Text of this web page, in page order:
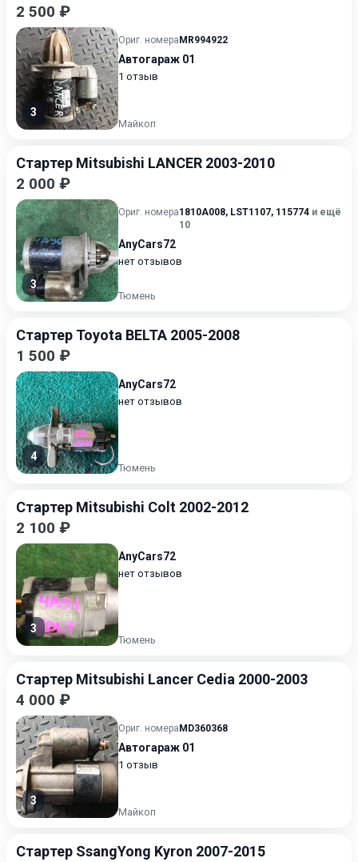
2 500 ₽
3
Ориг. номера MR994922
Автогараж 01
1 отзыв
Майкоп
Стартер Mitsubishi LANCER 2003-2010
2 000 ₽
3
Ориг. номера1810A008, LST1107, 115774 и ещё
10
AnyCars72
нет отзывов
Тюмень
Стартер Toyota BELTA 2005-2008
1 500 ₽
4
AnyCars72
нет отзывов
Тюмень
Стартер Mitsubishi Colt 2002-2012
2 100 ₽
3
AnyCars72
нет отзывов
Тюмень
Стартер Mitsubishi Lancer Cedia 2000-2003
4 000 ₽
3
Ориг. номера MD360368
Автогараж 01
1 отзыв
Майкоп
Стартер SsangYong Kyron 2007-2015